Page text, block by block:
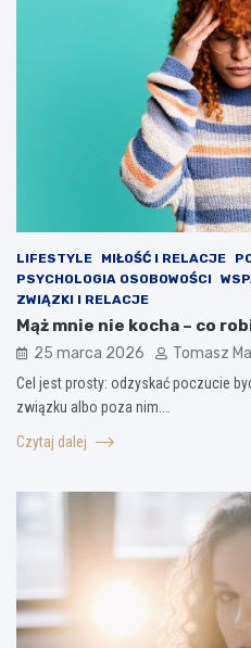
LIFESTYLE MIŁOŚĆ I RELACJE
PSYCHOLOGIA OSOBOWOŚCI
ZWIĄZKI I RELACJE
Mąż mnie nie kocha – co
25 marca 2026 Tomasz
Cel jest prosty: odzyskać poczucie
związku albo poza nim.…
Czytaj dalej